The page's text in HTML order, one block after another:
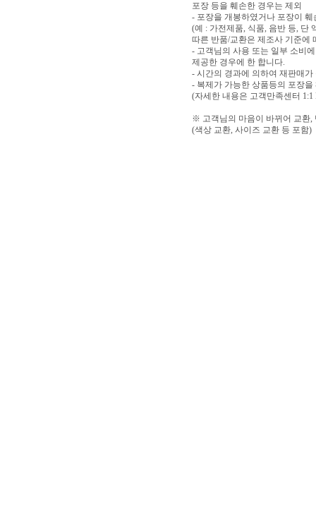
포장 등을 훼손한 경우는 제외
- 포장을 개봉하였거나 포장이
(예 : 가전제품, 식품, 음반 등, 단
따른 반품/교환은 제조사 기준에
- 고객님의 사용 또는 일부 소비
제공한 경우에 한 합니다.
- 시간의 경과에 의하여 재판매
- 복제가 가능한 상품등의 포장을
(자세한 내용은 고객만족센터
※ 고객님의 마음이 바뀌어 교환,
(색상 교환, 사이즈 교환 등 포함)